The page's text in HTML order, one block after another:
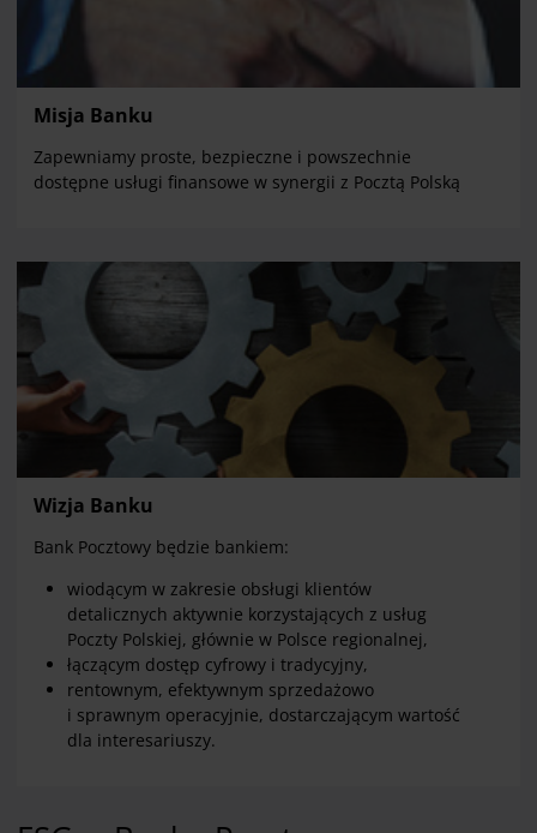
Misja Banku
Zapewniamy proste, bezpieczne i powszechnie
dostępne usługi finansowe w synergii z Pocztą Polską
Wizja Banku
Bank Pocztowy będzie bankiem:
wiodącym w zakresie obsługi klientów
detalicznych aktywnie korzystających z usług
Poczty Polskiej, głównie w Polsce regionalnej,
łączącym dostęp cyfrowy i tradycyjny,
rentownym, efektywnym sprzedażowo
i sprawnym operacyjnie, dostarczającym wartość
dla interesariuszy.